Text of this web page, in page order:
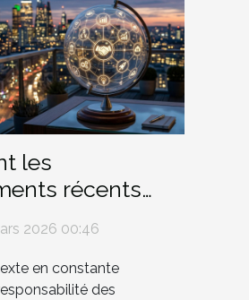
les
récents
ils la
des
?
2026 00:46
en constante
des